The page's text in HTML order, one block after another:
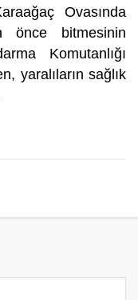
Ovasında
önce bitmesinin
Komutanlığı
yaralıların sağlık